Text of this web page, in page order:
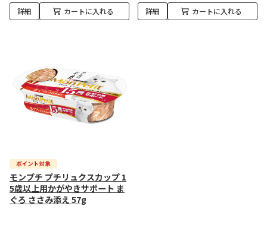
詳細 カートに入れる 詳細 カートに入れる
モンプチ プチリュクスカップ 1
5歳以上用かがやきサポート ま
ぐろ ささみ添え 57g